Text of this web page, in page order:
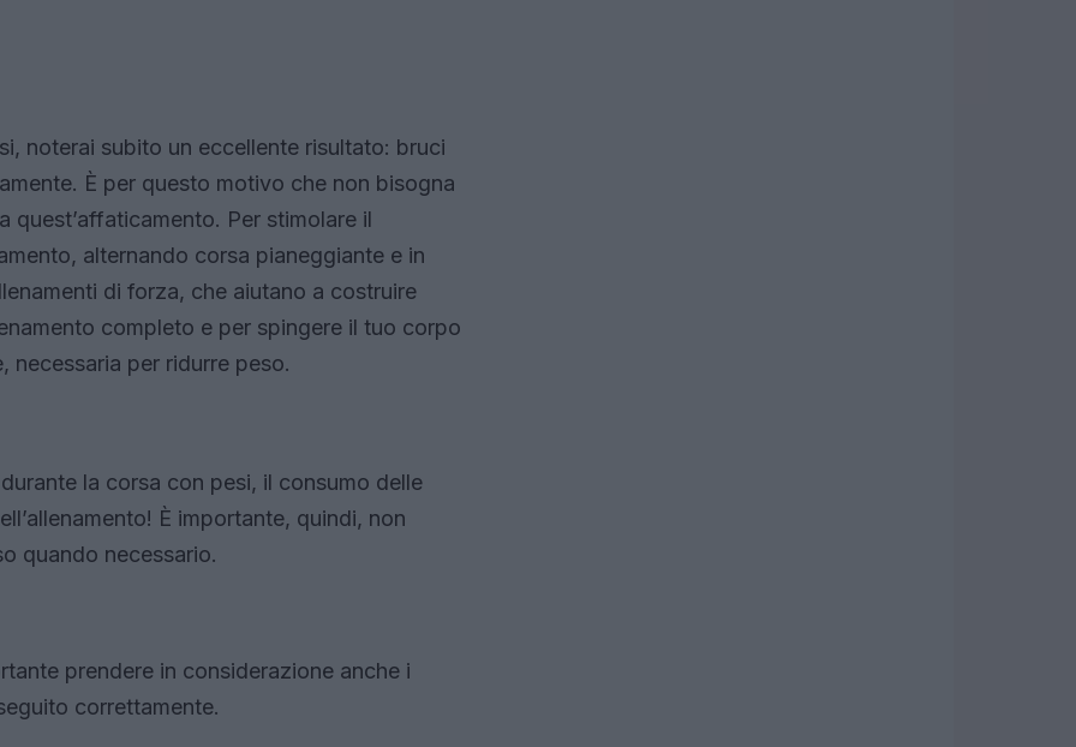
noterai subito un eccellente risultato: bruci
È per questo motivo che non bisogna
quest’affaticamento. Per stimolare il
alternando corsa pianeggiante e in
di forza, che aiutano a costruire
completo e per spingere il tuo corpo
necessaria per ridurre peso.
la corsa con pesi, il consumo delle
È importante, quindi, non
quando necessario.
prendere in considerazione anche i
correttamente.